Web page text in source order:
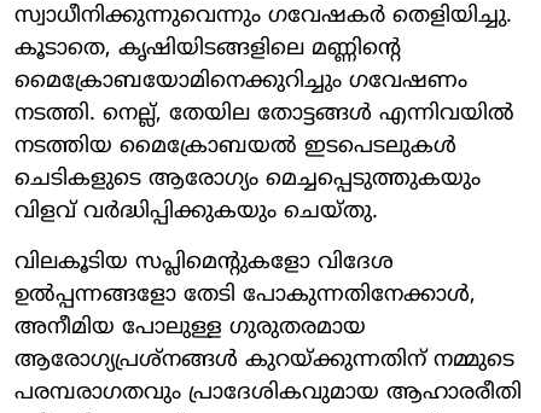
സ്വാധീനിക്കുന്നുവെന്നും ഗവേഷകർ തെളിയിച്ചു.
കൂടാതെ, കൃഷിയിടങ്ങളിലെ മണ്ണിന്റെ
മൈക്രോബയോമിനെക്കുറിച്ചും ഗവേഷണം
നടത്തി. നെല്ല്, തേയില തോട്ടങ്ങൾ എന്നിവയിൽ
നടത്തിയ മൈക്രോബയൽ ഇടപെടലുകൾ
ചെടികളുടെ ആരോഗ്യം മെച്ചപ്പെടുത്തുകയും
വിളവ് വർദ്ധിപ്പിക്കുകയും ചെയ്തു.
വിലകൂടിയ സപ്ലിമെന്റുകളോ വിദേശ
ഉൽപ്പന്നങ്ങളോ തേടി പോകുന്നതിനേക്കാൾ,
അനീമിയ പോലുള്ള ഗുരുതരമായ
ആരോഗ്യപ്രശ്നങ്ങൾ കുറയ്ക്കുന്നതിന് നമ്മുടെ
പരമ്പരാഗതവും പ്രാദേശികവുമായ ആഹാരരീതി